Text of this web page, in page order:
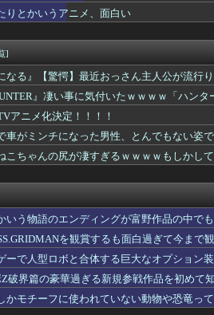
アイドルを出そう
じゃね？
年8月発売商品【ス...
影マナーを改めて案内 悪質な行為には「法
【原型公開】
ニメ知らないｗｗｗｗｗ
主人公に褒められ照れるwwwwww
ｗｗｗ『リゼロ』初めて見てるんだけど別
少女になっちゃった！？」ワイ「おお」
ィでアニメ化してしまったAI動画がこち...
喜んでてアレ？連邦もやってることヤバく
価値ある仕事は死の近く、天秤は釣り合...
ンある？
好都合セミフレンド」は次回で最終回...
シー・デンジャー」プラモデル【10...
どんな人が助けてくれたか、をアイドルの
りとかいうアニメ、面白い
]
なる』【驚愕】最近おっさん主人公が流
』凄い事に気付いたｗｗｗｗ「ハン
アニメ化決定！！！！
車がミンチになった男性、とんでもない
こちゃんの尻が凄すぎるｗｗｗｗもしか
いう物語のエンディングが富野作品の中で
を観賞するも面白過ぎて今ま
ーで人型ロボと合体する巨大なオプション
Z破界篇の豪華過ぎる新規参戦作品を初めて
かモチーフに使われていない動物や恐竜っ